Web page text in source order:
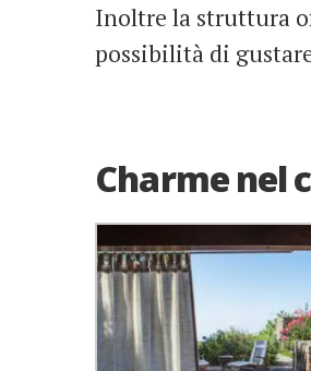
Inoltre la struttura
possibilità di
Charme nel